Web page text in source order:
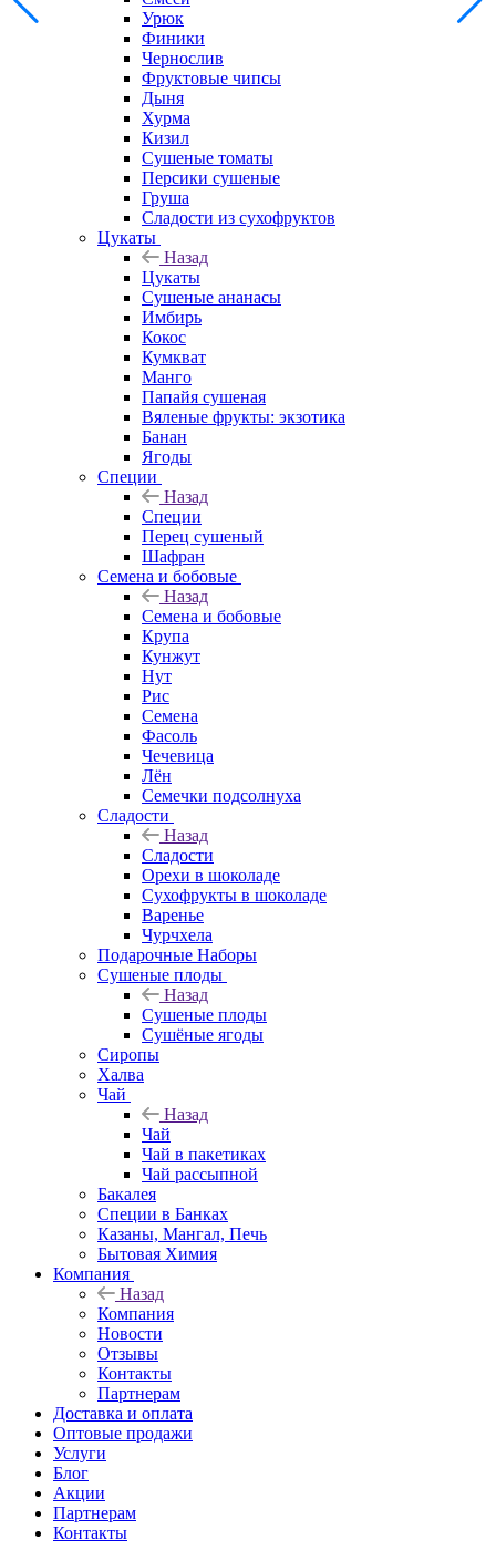
Урюк
Финики
Чернослив
Фруктовые чипсы
Дыня
Хурма
Кизил
Сушеные томаты
Персики сушеные
Груша
Сладости из сухофруктов
Цукаты
Назад
Цукаты
Cушеные ананасы
Имбирь
Кокос
Кумкват
Манго
Папайя сушеная
Вяленые фрукты: экзотика
Банан
Ягоды
Специи
Назад
Специи
Перец сушеный
Шафран
Семена и бобовые
Назад
Семена и бобовые
Крупа
Кунжут
Нут
Рис
Семена
Фасоль
Чечевица
Лён
Семечки подсолнуха
Сладости
Назад
Сладости
Орехи в шоколаде
Сухофрукты в шоколаде
Варенье
Чурчхела
Подарочные Наборы
Cушеные плоды
Назад
Cушеные плоды
Сушёные ягоды
Сиропы
Халва
Чай
Назад
Чай
Чай в пакетиках
Чай рассыпной
Бакалея
Специи в Банках
Казаны, Мангал, Печь
Бытовая Химия
Компания
Назад
Компания
Новости
Отзывы
Контакты
Партнерам
Доставка и оплата
Оптовые продажи
Услуги
Блог
Акции
Партнерам
Контакты